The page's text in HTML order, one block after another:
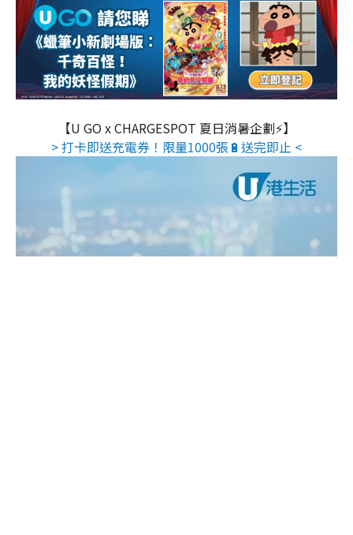
【U GO x CHARGESPOT 夏日消暑企劃⚡】
> 打卡即送充電券！限量1000張🔋送完即止 <